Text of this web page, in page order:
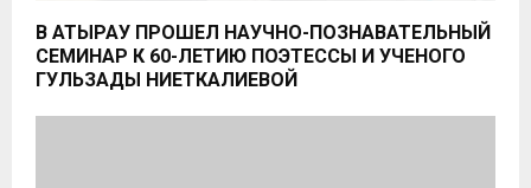
В АТЫРАУ ПРОШЕЛ НАУЧНО-ПОЗНАВАТЕЛЬНЫЙ
СЕМИНАР К 60-ЛЕТИЮ ПОЭТЕССЫ И УЧЕНОГО
ГУЛЬЗАДЫ НИЕТКАЛИЕВОЙ